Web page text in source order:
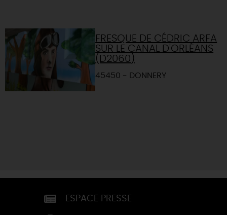
FRESQUE DE CÉDRIC ARFA
SUR LE CANAL D'ORLÉANS
(D2060)
45450 - DONNERY
ESPACE PRESSE